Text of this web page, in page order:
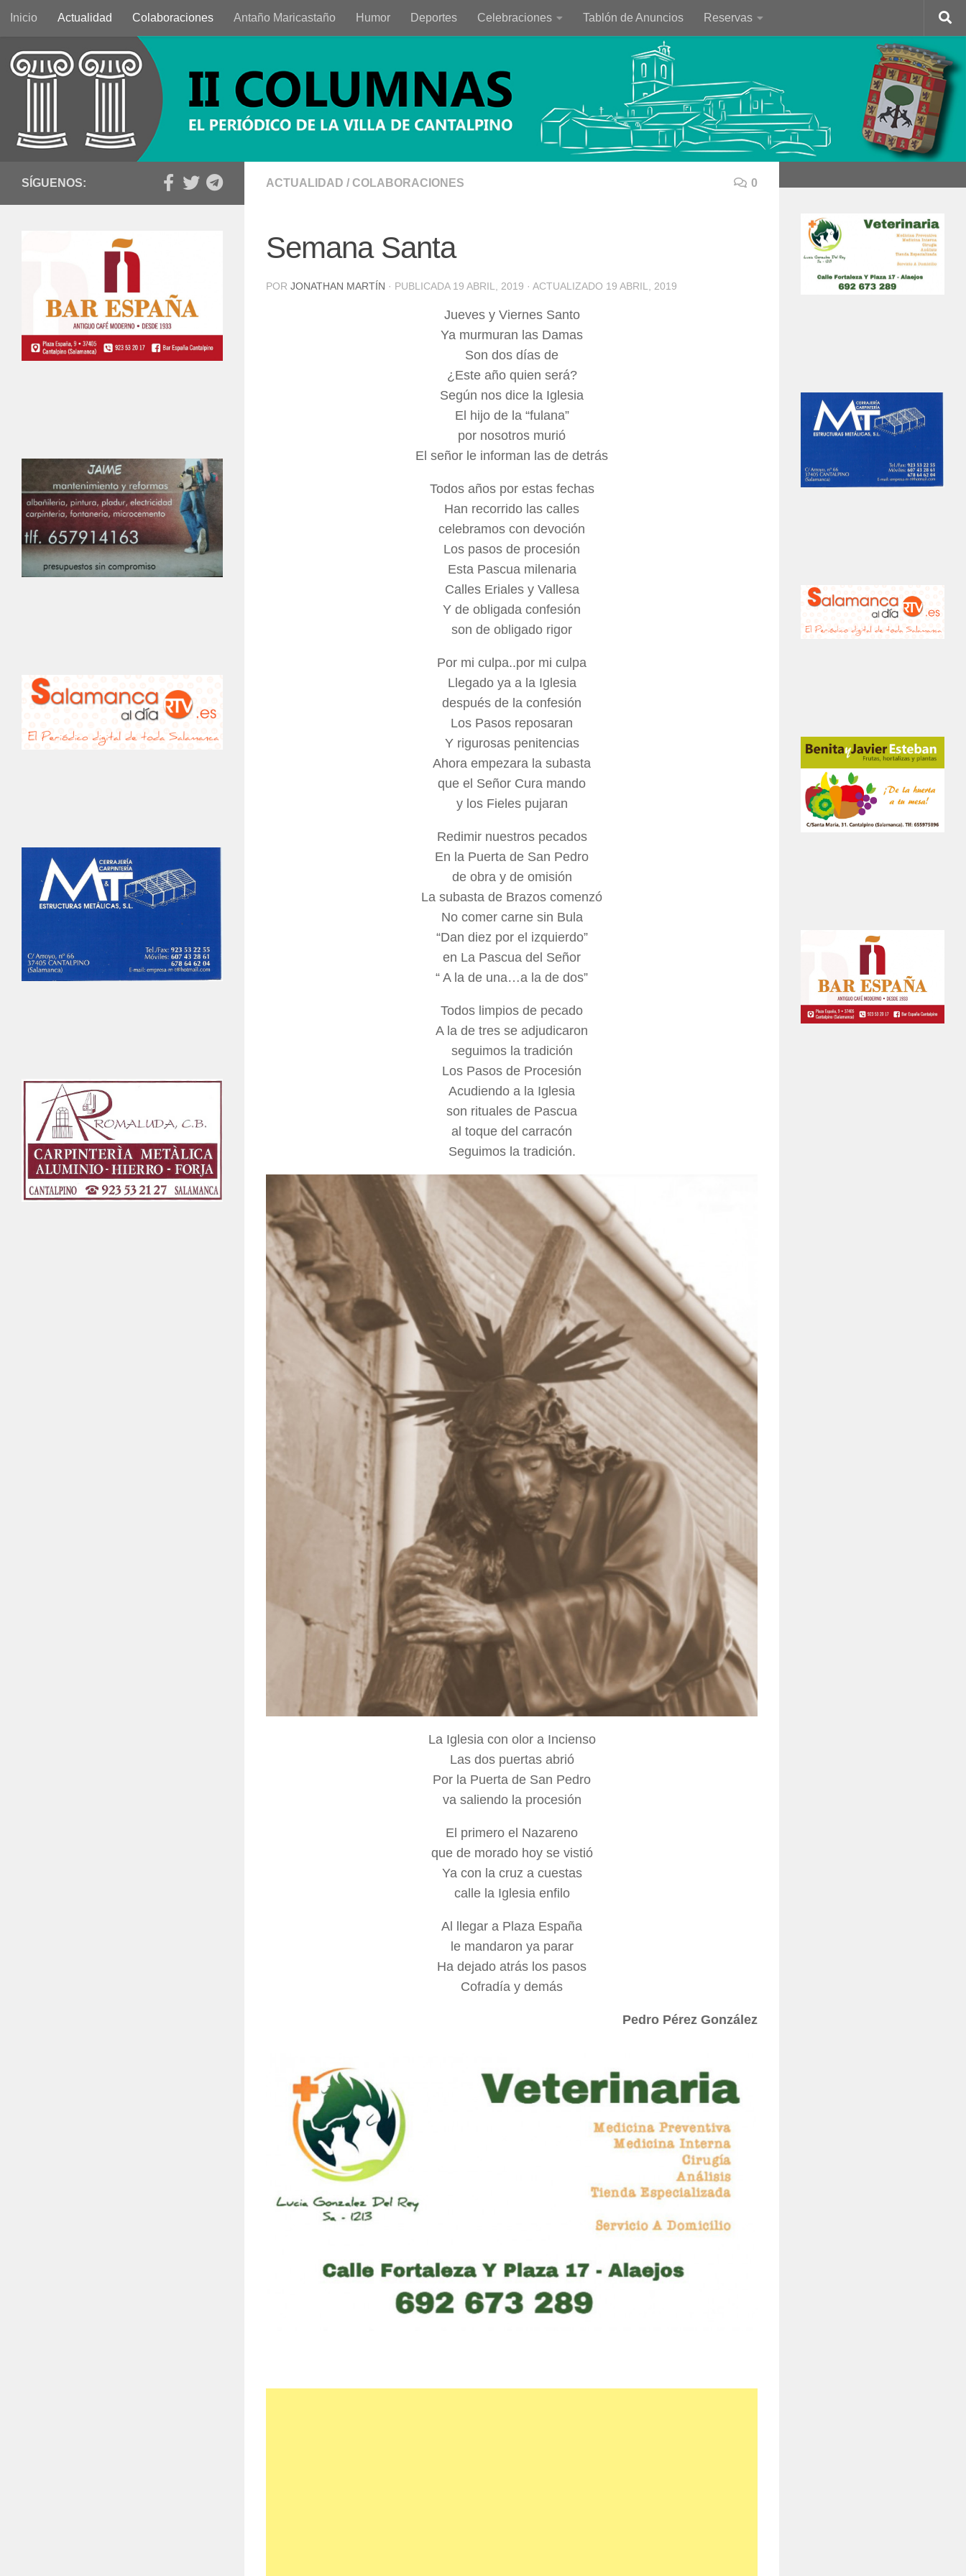
Saltar al contenido
Inicio Actualidad Colaboraciones Antaño Maricastaño Humor Deportes Celebraciones Tablón de Anuncios Reservas
ACTUALIDAD / COLABORACIONES 0
Semana Santa
POR JONATHAN MARTÍN · PUBLICADA 19 ABRIL, 2019 · ACTUALIZADO 19 ABRIL, 2019
Jueves y Viernes Santo
Ya murmuran las Damas
Son dos días de
¿Este año quien será?
Según nos dice la Iglesia
El hijo de la “fulana”
por nosotros murió
El señor le informan las de detrás
Todos años por estas fechas
Han recorrido las calles
celebramos con devoción
Los pasos de procesión
Esta Pascua milenaria
Calles Eriales y Vallesa
Y de obligada confesión
son de obligado rigor
Por mi culpa..por mi culpa
Llegado ya a la Iglesia
después de la confesión
Los Pasos reposaran
Y rigurosas penitencias
Ahora empezara la subasta
que el Señor Cura mando
y los Fieles pujaran
Redimir nuestros pecados
En la Puerta de San Pedro
de obra y de omisión
La subasta de Brazos comenzó
No comer carne sin Bula
“Dan diez por el izquierdo”
en La Pascua del Señor
“ A la de una…a la de dos”
Todos limpios de pecado
A la de tres se adjudicaron
seguimos la tradición
Los Pasos de Procesión
Acudiendo a la Iglesia
son rituales de Pascua
al toque del carracón
Seguimos la tradición.
La Iglesia con olor a Incienso
Las dos puertas abrió
Por la Puerta de San Pedro
va saliendo la procesión
El primero el Nazareno
que de morado hoy se vistió
Ya con la cruz a cuestas
calle la Iglesia enfilo
Al llegar a Plaza España
le mandaron ya parar
Ha dejado atrás los pasos
Cofradía y demás
Pedro Pérez González
SÍGUENOS: